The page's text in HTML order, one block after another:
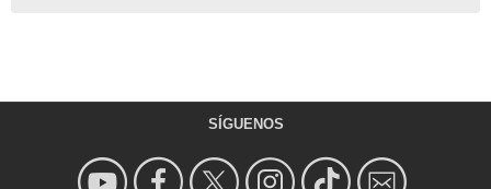
SÍGUENOS